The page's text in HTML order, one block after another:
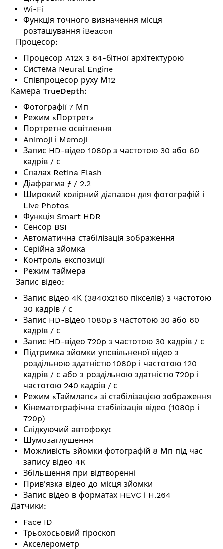
Wi-Fi
Функція точного визначення місця
розташування iBeacon
Процесор:
Процесор A12X з 64-бітної архітектурою
Система Neural Engine
Співпроцесор руху М12
Камера TrueDepth:
Фотографії 7 Мп
Режим «Портрет»
Портретне освітлення
Animoji і Memoji
Запис HD-відео 1080p з частотою 30 або 60
кадрів / с
Спалах Retina Flash
Діафрагма ƒ / 2.2
Широкий колірний діапазон для фотографій і
Live Photos
Функція Smart HDR
Сенсор BSI
Автоматична стабілізація зображення
Серійна зйомка
Контроль експозиції
Режим таймера
Запис відео:
Запис відео 4К (3840х2160 пікселів) з частотою
30 кадрів / с
Запис HD-відео 1080p з частотою 30 або 60
кадрів / с
Запис HD-відео 720p з частотою 30 кадрів / с
Підтримка зйомки уповільненої відео з
роздільною здатністю 1080р і частотою 120
кадрів / с або з роздільною здатністю 720р і
частотою 240 кадрів / с
Режим «Таймлапс» зі стабілізацією зображення
Кінематографічна стабілізація відео (1080p і
720p)
Слідкуючий автофокус
Шумозаглушення
Можливість зйомки фотографій 8 Мп під час
запису відео 4K
Збільшення при відтворенні
Прив'язка відео до місця зйомки
Запис відео в форматах HEVC і H.264
Датчики:
Face ID
Трьохосьовий гіроскоп
Акселерометр